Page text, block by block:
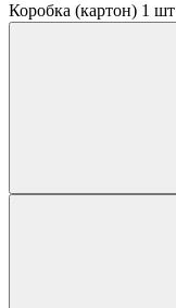
Коробка (картон) 1